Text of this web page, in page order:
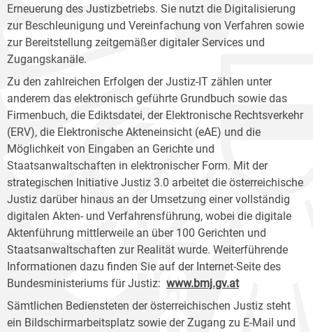
Erneuerung des Justizbetriebs. Sie nutzt die Digitalisierung
zur Beschleunigung und Vereinfachung von Verfahren sowie
zur Bereitstellung zeitgemäßer digitaler Services und
Zugangskanäle.
Zu den zahlreichen Erfolgen der Justiz-IT zählen unter
anderem das elektronisch geführte Grundbuch sowie das
Firmenbuch, die Ediktsdatei, der Elektronische Rechtsverkehr
(ERV), die Elektronische Akteneinsicht (eAE) und die
Möglichkeit von Eingaben an Gerichte und
Staatsanwaltschaften in elektronischer Form. Mit der
strategischen Initiative Justiz 3.0 arbeitet die österreichische
Justiz darüber hinaus an der Umsetzung einer vollständig
digitalen Akten- und Verfahrensführung, wobei die digitale
Aktenführung mittlerweile an über 100 Gerichten und
Staatsanwaltschaften zur Realität wurde. Weiterführende
Informationen dazu finden Sie auf der Internet-Seite des
Bundesministeriums für Justiz: www.bmj.gv.at
Sämtlichen Bediensteten der österreichischen Justiz steht
ein Bildschirmarbeitsplatz sowie der Zugang zu E-Mail und